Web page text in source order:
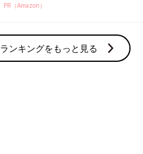
PR（Amazon）
ランキングをもっと見る